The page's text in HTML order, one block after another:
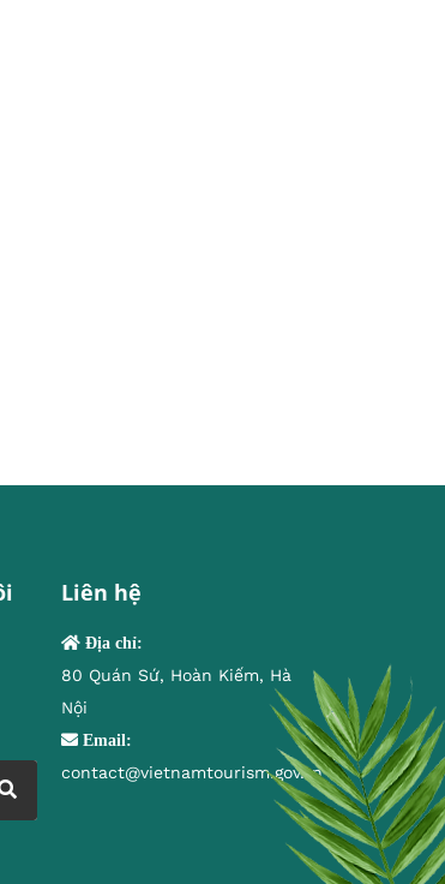
Liên hệ
Địa chỉ:
80 Quán Sứ, Hoàn Kiếm, Hà
Nội
Email:
contact@vietnamtourism.gov.vn